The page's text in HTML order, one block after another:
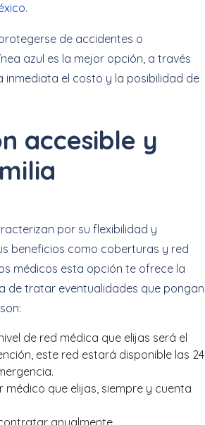
.
de accidentes o
azul es la mejor opción, a través
el costo y la posibilidad de
accesible y
por su flexibilidad y
beneficios como coberturas y red
médicos esta opción te ofrece la
de tratar eventualidades que pongan
de red médica que elijas será el
este red estará disponible las 24
que elijas, siempre y cuenta
anualmente